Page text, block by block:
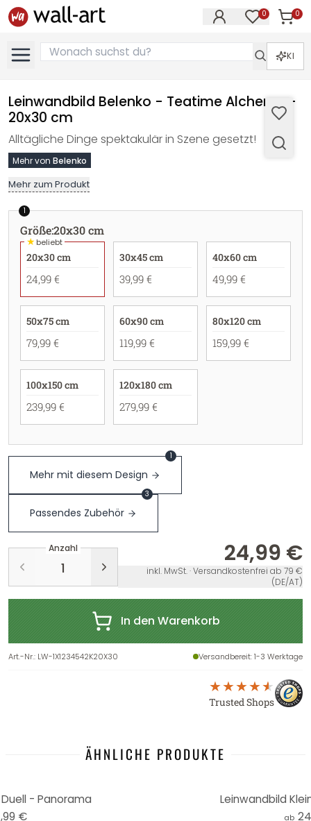
0 0
KI
Leinwandbild Belenko - Teatime Alchemy -
20x30 cm
Alltägliche Dinge spektakulär in Szene gesetzt!
Mehr von Belenko
Mehr zum Produkt
1
Größe:20x30 cm
★beliebt
20x30 cm
24,99 €
30x45 cm
39,99 €
40x60 cm
49,99 €
50x75 cm
79,99 €
60x90 cm
119,99 €
80x120 cm
159,99 €
100x150 cm
239,99 €
120x180 cm
279,99 €
Mehr mit diesem Design
1
Passendes Zubehör
3
Anzahl 24,99 €
inkl. MwSt. · Versandkostenfrei ab 79 €
(DE/AT)
In den Warenkorb
Art.-Nr.: LW-1X1234542K20X30 Versandbereit: 1-3 Werktage
Trusted Shops
ÄHNLICHE PRODUKTE
- Panorama
€
Leinwandbild
ab